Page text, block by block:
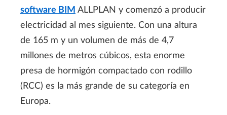
software BIM ALLPLAN y comenzó a producir
electricidad al mes siguiente. Con una altura
de 165 m y un volumen de más de 4,7
millones de metros cúbicos, esta enorme
presa de hormigón compactado con rodillo
(RCC) es la más grande de su categoría en
Europa.